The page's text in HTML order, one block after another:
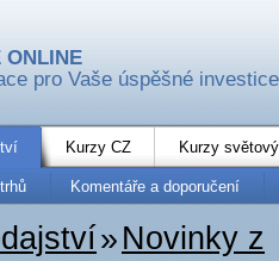
ONLINE
pro Vaše úspěšné investice
Kurzy CZ Kurzy
Komentáře a doporučení
» Novinky z